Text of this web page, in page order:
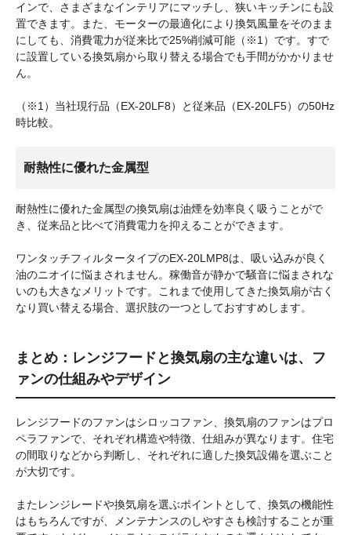
インで、さまざまなインテリアにマッチし、狭いキッチンにも設
置できます。また、モーターの最適化により換気風量をそのまま
にしても、消費電力が従来比で25%削減可能（※1）です。すで
に設置している換気扇から取り替える場合でも手間がかかりませ
ん。
（※1）当社現行品（EX-20LF8）と従来品（EX-20LF5）の50Hz
時比較。
耐熱性に優れた金属型
耐熱性に優れた金属型の換気扇は油煙を効率良く吸うことがで
き、従来品と比べて消費電力を抑えることができます。
ワンタッチフィルタータイプのEX-20LMP8は、吸い込みが良く
油のニオイに悩まされません。稼働音が静かで騒音に悩まされな
いのも大きなメリットです。これまで使用してきた換気扇が古く
なり買い替える場合、選択肢の一つとしておすすめします。
まとめ：レンジフードと換気扇の主な違いは、フ
ァンの仕組みやデザイン
レンジフードのファンはシロッコファン、換気扇のファンはプロ
ペラファンで、それぞれ構造や特徴、仕組みが異なります。住宅
の間取りなどから判断し、それぞれに適した換気設備を選ぶこと
が大切です。
またレンジレードや換気扇を選ぶポイントとして、換気の機能性
はもちろんですが、メンテナンスのしやすさも検討することが重